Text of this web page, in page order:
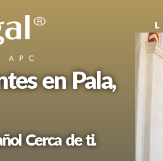
en Pala,
Cerca de ti.